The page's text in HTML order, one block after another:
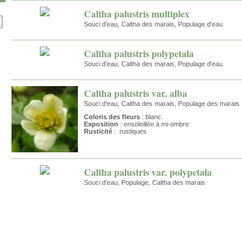
Caltha palustris multiplex
Souci d'eau, Caltha des marais, Populage d'eau
Caltha palustris polypetala
Souci d'eau, Caltha des marais, Populage d'eau
Caltha palustris var. alba
Souci d'eau, Caltha des marais, Populage des marais
Coloris des fleurs : blanc.
Exposition : ensoleillée à mi-ombre
Rusticité : rustiques
Caltha palustris var. polypetala
Souci d'eau, Populage, Caltha des marais